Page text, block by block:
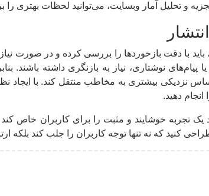
و تحلیل آمار وبسایت، می‌توانید لحظات بهتری را
، باید با دقت بازخوردها را بررسی کرده و در صورت
نوشتاری، نیاز به بازنگری داشته باشند.
بیشتری به مخاطب منتقل کند. با ایجاد
دهید.
یک تجربه خوشایند و مثبت را برای کاربران خاص
کنید که نه تنها توجه کاربران را جلب کند بلکه